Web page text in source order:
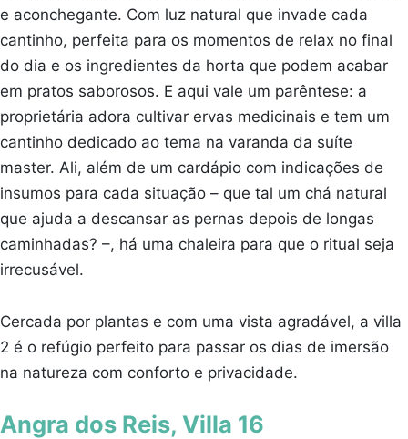
e aconchegante. Com luz natural que invade cada
cantinho, perfeita para os momentos de relax no final
do dia e os ingredientes da horta que podem acabar
em pratos saborosos. E aqui vale um parêntese: a
proprietária adora cultivar ervas medicinais e tem um
cantinho dedicado ao tema na varanda da suíte
master. Ali, além de um cardápio com indicações de
insumos para cada situação – que tal um chá natural
que ajuda a descansar as pernas depois de longas
caminhadas? –, há uma chaleira para que o ritual seja
irrecusável.
Cercada por plantas e com uma vista agradável, a villa
2 é o refúgio perfeito para passar os dias de imersão
na natureza com conforto e privacidade.
Angra dos Reis, Villa 16